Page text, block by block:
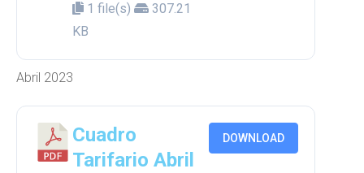
1 file(s)
307.21
KB
Abril 2023
Cuadro
Tarifario Abril
DOWNLOAD